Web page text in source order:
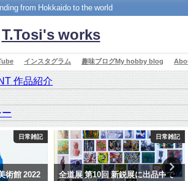
from Hokkaido to the world
T.Tosi's works
インスタグラム 趣味ブログMy hobby blog
作品紹介
日常雑記
術館 2022
日常雑記
全道展 第10回 新鋭展に出品中で